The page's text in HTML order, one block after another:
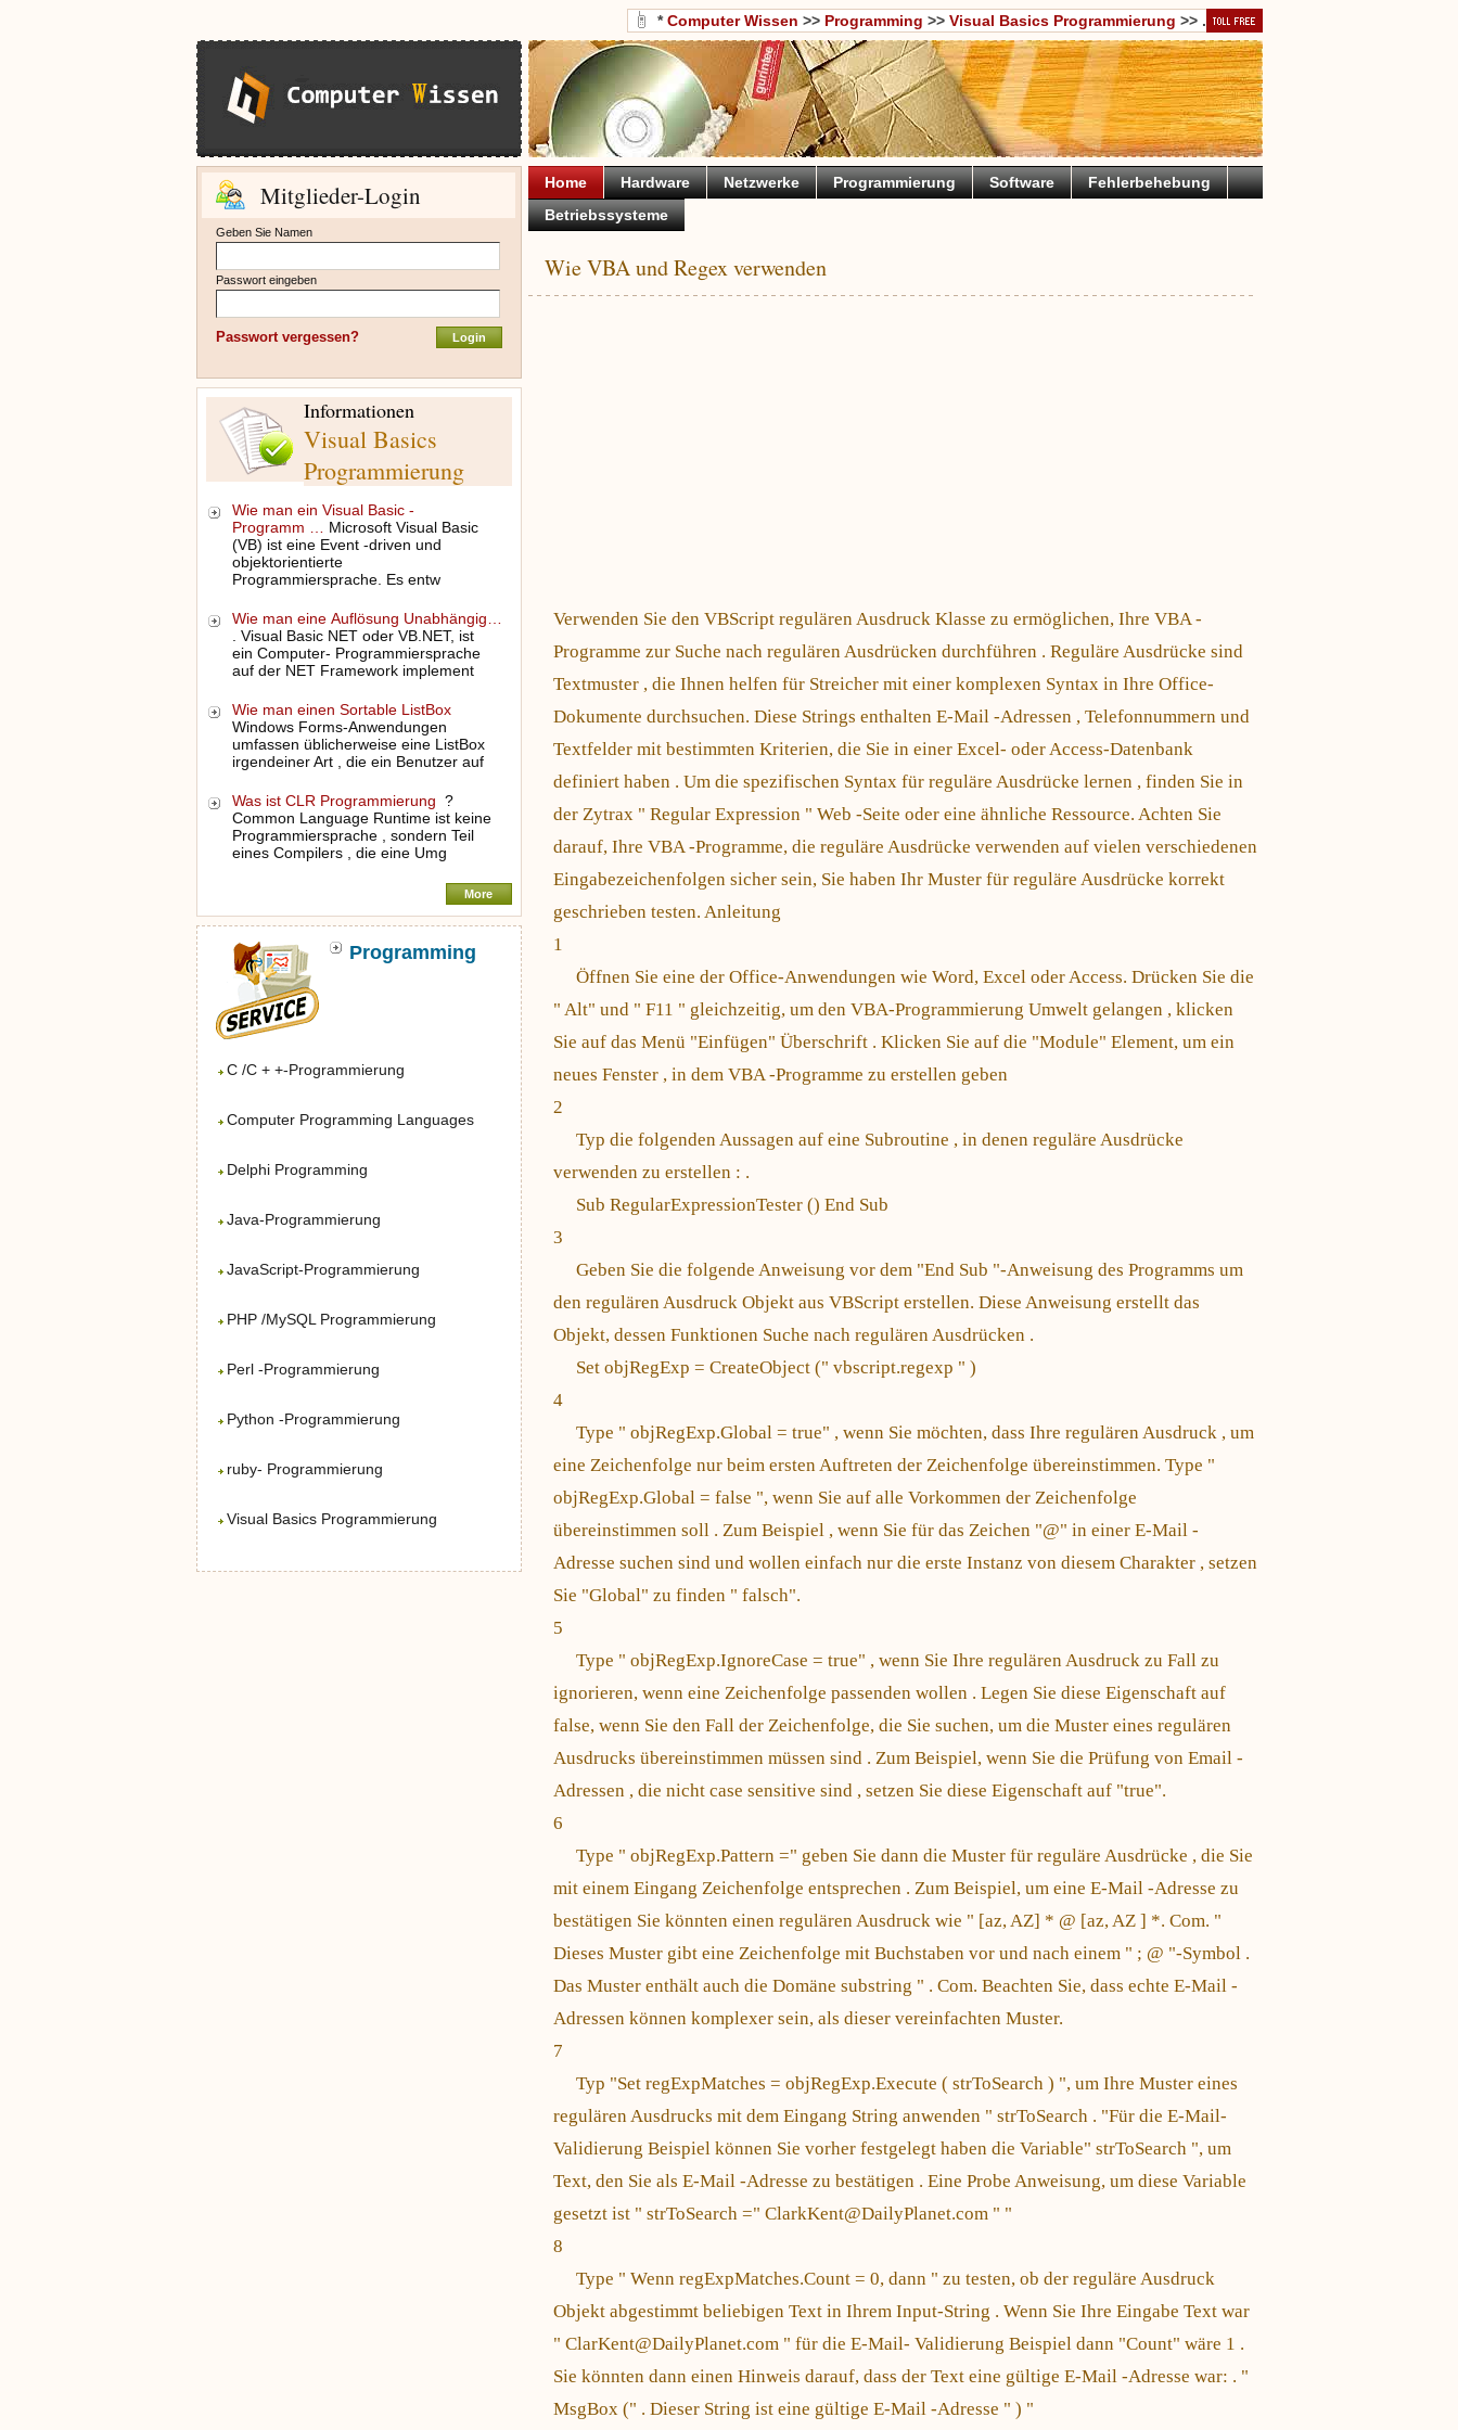
Mitglieder-Login
Geben Sie Namen
Passwort eingeben
Passwort vergessen?
Informationen
Visual Basics
Programmierung
Wie man ein Visual Basic -
Programm …
Microsoft Visual Basic
(VB) ist eine Event -driven und
objektorientierte
Programmiersprache. Es entw
Wie man eine Auflösung Unabhängig…
. Visual Basic NET oder VB.NET, ist
ein Computer- Programmiersprache
auf der NET Framework implement
Wie man einen Sortable ListBox
Windows Forms-Anwendungen
umfassen üblicherweise eine ListBox
irgendeiner Art , die ein Benutzer auf
Was ist CLR Programmierung ?
Common Language Runtime ist keine
Programmiersprache , sondern Teil
eines Compilers , die eine Umg
More
Programming
C /C + +-Programmierung
Computer Programming Languages
Delphi Programming
Java-Programmierung
JavaScript-Programmierung
PHP /MySQL Programmierung
Perl -Programmierung
Python -Programmierung
ruby- Programmierung
Visual Basics Programmierung
*Computer Wissen >> Programming >> Visual Basics Programmierung >> .
Home Hardware Netzwerke Programmierung Software
Fehlerbehebung
Betriebssysteme
Wie VBA und Regex verwenden
Verwenden Sie den VBScript regulären Ausdruck Klasse zu ermöglichen, Ihre VBA -
Programme zur Suche nach regulären Ausdrücken durchführen . Reguläre Ausdrücke sind
Textmuster , die Ihnen helfen für Streicher mit einer komplexen Syntax in Ihre Office-
Dokumente durchsuchen. Diese Strings enthalten E-Mail -Adressen , Telefonnummern und
Textfelder mit bestimmten Kriterien, die Sie in einer Excel- oder Access-Datenbank
definiert haben . Um die spezifischen Syntax für reguläre Ausdrücke lernen , finden Sie in
der Zytrax " Regular Expression " Web -Seite oder eine ähnliche Ressource. Achten Sie
darauf, Ihre VBA -Programme, die reguläre Ausdrücke verwenden auf vielen verschiedenen
Eingabezeichenfolgen sicher sein, Sie haben Ihr Muster für reguläre Ausdrücke korrekt
geschrieben testen. Anleitung
1
Öffnen Sie eine der Office-Anwendungen wie Word, Excel oder Access. Drücken Sie die
" Alt" und " F11 " gleichzeitig, um den VBA-Programmierung Umwelt gelangen , klicken
Sie auf das Menü "Einfügen" Überschrift . Klicken Sie auf die "Module" Element, um ein
neues Fenster , in dem VBA -Programme zu erstellen geben
2
Typ die folgenden Aussagen auf eine Subroutine , in denen reguläre Ausdrücke
verwenden zu erstellen : .
Sub RegularExpressionTester () End Sub
3
Geben Sie die folgende Anweisung vor dem "End Sub "-Anweisung des Programms um
den regulären Ausdruck Objekt aus VBScript erstellen. Diese Anweisung erstellt das
Objekt, dessen Funktionen Suche nach regulären Ausdrücken .
Set objRegExp = CreateObject (" vbscript.regexp " )
4
Type " objRegExp.Global = true" , wenn Sie möchten, dass Ihre regulären Ausdruck , um
eine Zeichenfolge nur beim ersten Auftreten der Zeichenfolge übereinstimmen. Type "
objRegExp.Global = false ", wenn Sie auf alle Vorkommen der Zeichenfolge
übereinstimmen soll . Zum Beispiel , wenn Sie für das Zeichen "@" in einer E-Mail -
Adresse suchen sind und wollen einfach nur die erste Instanz von diesem Charakter , setzen
Sie "Global" zu finden " falsch".
5
Type " objRegExp.IgnoreCase = true" , wenn Sie Ihre regulären Ausdruck zu Fall zu
ignorieren, wenn eine Zeichenfolge passenden wollen . Legen Sie diese Eigenschaft auf
false, wenn Sie den Fall der Zeichenfolge, die Sie suchen, um die Muster eines regulären
Ausdrucks übereinstimmen müssen sind . Zum Beispiel, wenn Sie die Prüfung von Email -
Adressen , die nicht case sensitive sind , setzen Sie diese Eigenschaft auf "true".
6
Type " objRegExp.Pattern =" geben Sie dann die Muster für reguläre Ausdrücke , die Sie
mit einem Eingang Zeichenfolge entsprechen . Zum Beispiel, um eine E-Mail -Adresse zu
bestätigen Sie könnten einen regulären Ausdruck wie " [az, AZ] * @ [az, AZ ] *. Com. "
Dieses Muster gibt eine Zeichenfolge mit Buchstaben vor und nach einem " ; @ "-Symbol .
Das Muster enthält auch die Domäne substring " . Com. Beachten Sie, dass echte E-Mail -
Adressen können komplexer sein, als dieser vereinfachten Muster.
7
Typ "Set regExpMatches = objRegExp.Execute ( strToSearch ) ", um Ihre Muster eines
regulären Ausdrucks mit dem Eingang String anwenden " strToSearch . "Für die E-Mail-
Validierung Beispiel können Sie vorher festgelegt haben die Variable" strToSearch ", um
Text, den Sie als E-Mail -Adresse zu bestätigen . Eine Probe Anweisung, um diese Variable
gesetzt ist " strToSearch =" ClarkKent@DailyPlanet.com " "
8
Type " Wenn regExpMatches.Count = 0, dann " zu testen, ob der reguläre Ausdruck
Objekt abgestimmt beliebigen Text in Ihrem Input-String . Wenn Sie Ihre Eingabe Text war
" ClarKent@DailyPlanet.com " für die E-Mail- Validierung Beispiel dann "Count" wäre 1 .
Sie könnten dann einen Hinweis darauf, dass der Text eine gültige E-Mail -Adresse war: . "
MsgBox (" . Dieser String ist eine gültige E-Mail -Adresse " ) "